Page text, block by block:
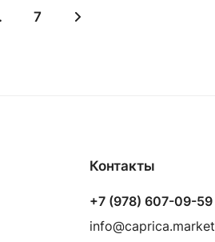
7
Контакты
+7 (978) 607-09-59
info@caprica.market